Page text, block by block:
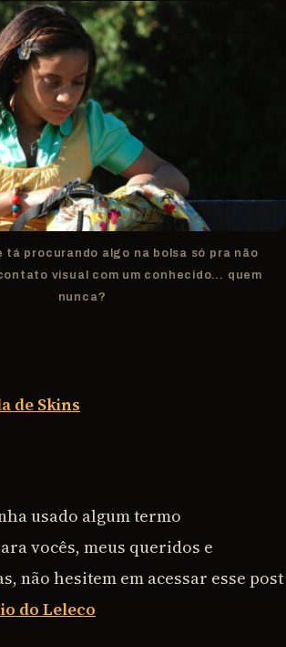
tá procurando algo na bolsa só pra não
visual com um conhecido… quem
nunca?
de Skins
usado algum termo
vocês, meus queridos e
não hesitem em acessar esse post
do Leleco